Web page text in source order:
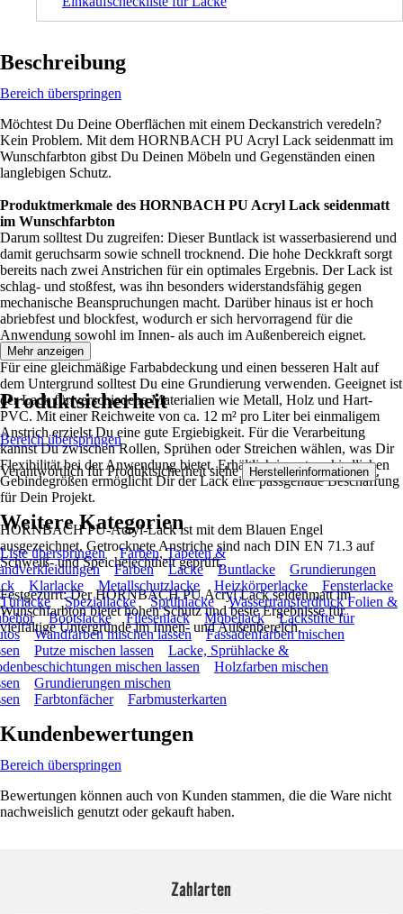
Beschreibung
Bereich überspringen
Möchtest Du Deine Oberflächen mit einem Deckanstrich veredeln?
Kein Problem. Mit dem HORNBACH PU Acryl Lack seidenmatt im
Wunschfarbton gibst Du Deinen Möbeln und Gegenständen einen
langlebigen Schutz.
Produktmerkmale des HORNBACH PU Acryl Lack seidenmatt
im Wunschfarbton
Darum solltest Du zugreifen: Dieser Buntlack ist wasserbasierend und
damit geruchsarm sowie schnell trocknend. Die hohe Deckkraft sorgt
bereits nach zwei Anstrichen für ein optimales Ergebnis. Der Lack ist
schlag- und stoßfest, was ihn besonders widerstandsfähig gegen
mechanische Beanspruchungen macht. Darüber hinaus ist er hoch
abriebfest und blockfest, wodurch er sich hervorragend für die
Anwendung sowohl im Innen- als auch im Außenbereich eignet.
Für eine gleichmäßige Farbabdeckung und einen besseren Halt auf
dem Untergrund solltest Du eine Grundierung verwenden. Geeignet ist
der Lack für verschiedene Materialien wie Metall, Holz und Hart-
PVC. Mit einer Reichweite von ca. 12 m² pro Liter bei einmaligem
Anstrich erzielst Du eine gute Ergiebigkeit. Für die Verarbeitung
kannst Du zwischen Rollen, Sprühen oder Streichen wählen, was Dir
Flexibilität bei der Anwendung bietet. Erhältlich in unterschiedlichen
Gebindegrößen ermöglicht Dir der Lack eine passgenaue Beschaffung
für Dein Projekt.
HORNBACH PU-Acryl-Lack ist mit dem Blauen Engel
ausgezeichnet. Getrocknete Anstriche sind nach DIN EN 71.3 auf
Schweiß- und Speichelechtheit geprüft.
Festgezurrt: Der HORNBACH PU Acryl Lack seidenmatt im
Wunschfarbton bietet hohen Schutz und beste Ergebnisse für
vielfältige Untergründe im Innen- und Außenbereich.
Mehr anzeigen
Produktsicherheit
Bereich überspringen
Verantwortlich für Produktsicherheit siehe Herstellerinformationen .
Weitere Kategorien
Liste überspringen
Farben, Tapeten &
Farben Lacke Buntlacke
Grundierungen
Klarlacke Metallschutzlacke Heizkörperlacke
Fensterlacke
Speziallacke Sprühlacke
Wassertransferdruck Folien &
Bootslacke Fliesenlack Möbellack
Lackstifte für
Wandfarben mischen lassen
Fassadenfarben mischen
Putze mischen lassen
Lacke, Sprühlacke &
mischen lassen
Holzfarben mischen
Grundierungen mischen
Farbtonfächer Farbmusterkarten
Kundenbewertungen
Bereich überspringen
Bewertungen können auch von Kunden stammen, die die Ware nicht
nachweislich genutzt oder gekauft haben.
Zahlarten